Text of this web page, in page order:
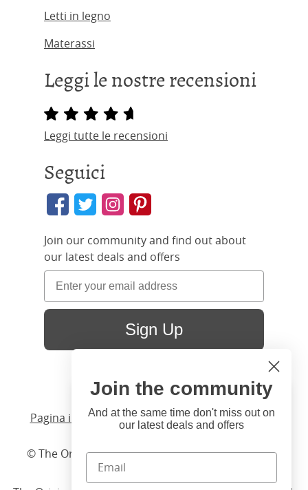
Letti in legno
Materassi
Leggi le nostre recensioni
Leggi tutte le recensioni
Seguici
Join our community and find out about
our latest deals and offers
Sign Up
Pagina iniziale/ Prodotti /Letto/Legno/ Turner
© The Original Bedstead Co. (2026) Company No.
03662796 VAT No. 726 3896 02
Hi
You're visiting us from United
States. Would you like to visit
our United States website?
United States Shop
Close
Join the community
And at the same time don't miss out on
our latest deals and offers